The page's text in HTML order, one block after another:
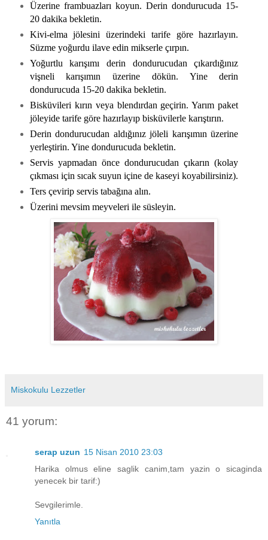
Üzerine frambuazları koyun. Derin dondurucuda 15-
20 dakika bekletin.
Kivi-elma jölesini üzerindeki tarife göre hazırlayın.
Süzme yoğurdu ilave edin mikserle çırpın.
Yoğurtlu karışımı derin dondurucudan çıkardığınız
vişneli karışımın üzerine dökün. Yine derin
dondurucuda 15-20 dakika bekletin.
Bisküvileri kırın veya blendırdan geçirin. Yarım paket
jöleyide tarife göre hazırlayıp bisküvilerle karıştırın.
Derin dondurucudan aldığınız jöleli karışımın üzerine
yerleştirin. Yine dondurucuda bekletin.
Servis yapmadan önce dondurucudan çıkarın (kolay
çıkması için sıcak suyun içine de kaseyi koyabilirsiniz).
Ters çevirip servis tabağına alın.
Üzerini mevsim meyveleri ile süsleyin.
Miskokulu Lezzetler
41 yorum:
serap uzun 15 Nisan 2010 23:03
Harika olmus eline saglik canim,tam yazin o sicaginda
yenecek bir tarif:)
Sevgilerimle.
Yanıtla